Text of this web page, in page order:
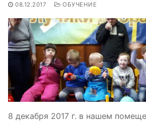
08.12.2017 ОБУЧЕНИЕ
8 декабря 2017 г. в нашем